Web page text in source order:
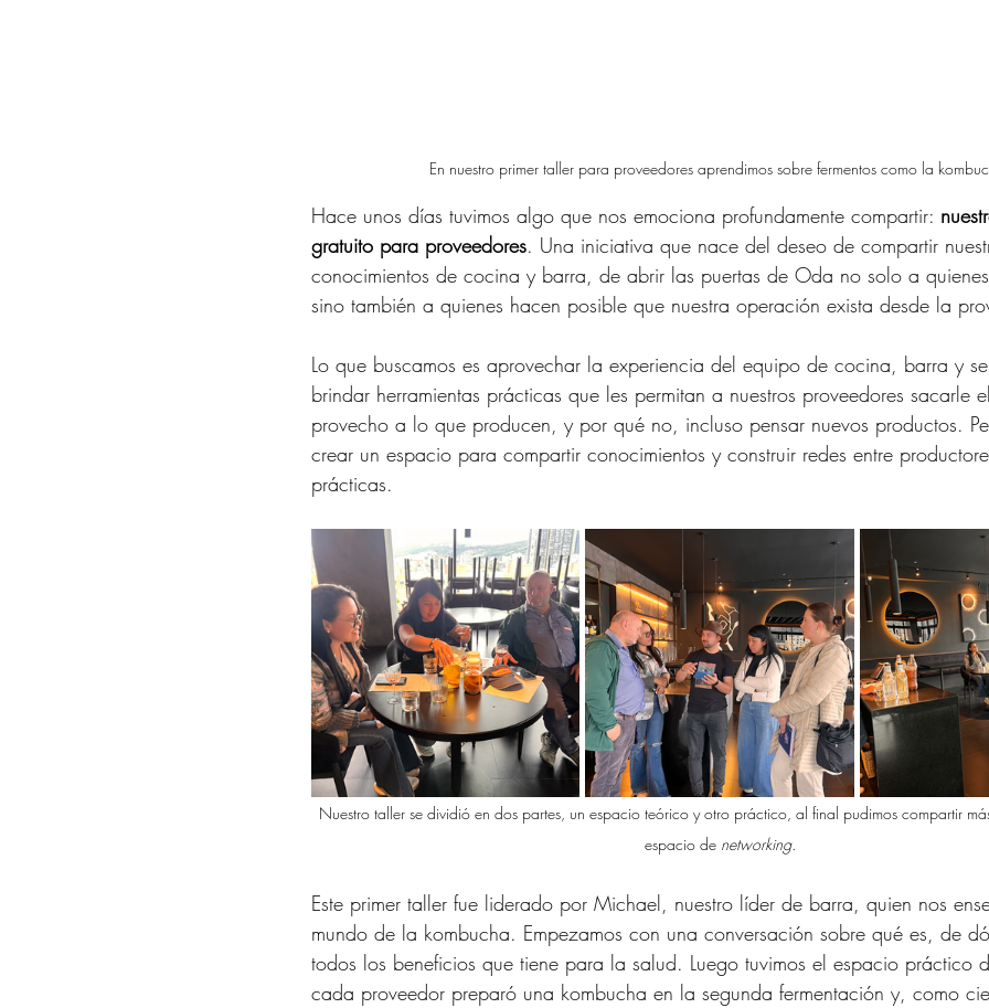
En nuestro primer taller para proveedores aprendimos sobre fermentos como la
Hace unos días tuvimos algo que nos emociona profundamente compartir:
gratuito para proveedores. Una iniciativa que nace del deseo de compartir
conocimientos de cocina y barra, de abrir las puertas de Oda no solo a
sino también a quienes hacen posible que nuestra operación exista desde la
Lo que buscamos es aprovechar la experiencia del equipo de cocina, barra y
brindar herramientas prácticas que les permitan a nuestros proveedores sacarle
provecho a lo que producen, y por qué no, incluso pensar nuevos productos.
crear un espacio para compartir conocimientos y construir redes entre
prácticas.
Nuestro taller se dividió en dos partes, un espacio teórico y otro práctico, al final pudimos compartir
espacio de networking.
Este primer taller fue liderado por Michael, nuestro líder de barra, quien nos
mundo de la kombucha. Empezamos con una conversación sobre qué es, de
todos los beneficios que tiene para la salud. Luego tuvimos el espacio práctico
cada proveedor preparó una kombucha en la segunda fermentación y, como